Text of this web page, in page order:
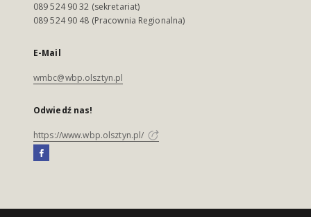
089 524 90 32 (sekretariat)
089 524 90 48 (Pracownia Regionalna)
E-Mail
wmbc@wbp.olsztyn.pl
Odwiedź nas!
https://www.wbp.olsztyn.pl/